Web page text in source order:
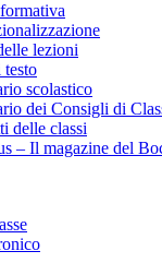
lezioni
scolastico
dei Consigli di
delle classi
– Il magazine del